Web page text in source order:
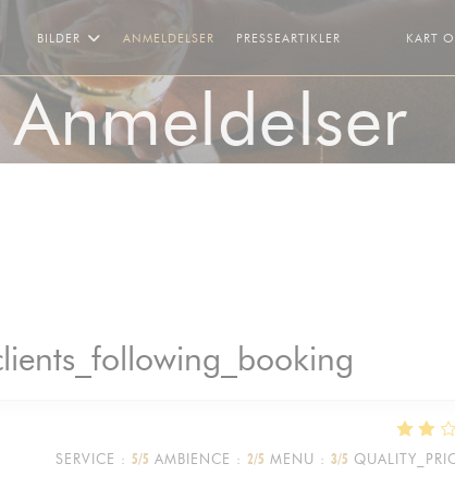
BILDER ANMELDELSER PRESSEARTIKLER KART
Anmeldelser
SERVICE : 5/5 AMBIENCE : 2/5 MENU : 3/5